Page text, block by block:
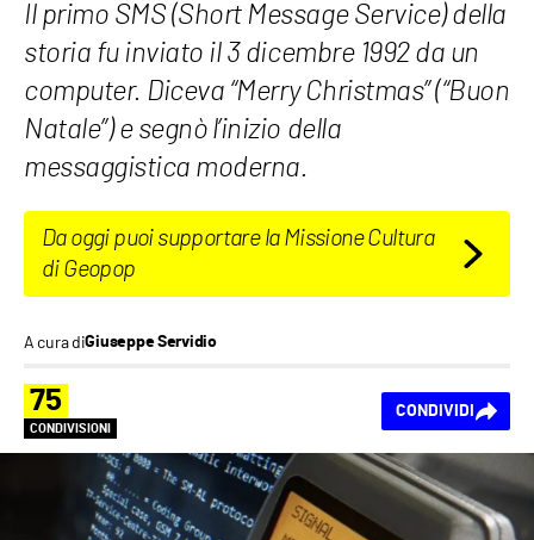
Il primo SMS (Short Message Service) della
storia fu inviato il 3 dicembre 1992 da un
computer. Diceva “Merry Christmas” (“Buon
Natale”) e segnò l’inizio della
messaggistica moderna.
Da oggi puoi supportare la Missione Cultura
di Geopop
A cura diGiuseppe Servidio
75
CONDIVISIONI
CONDIVIDI